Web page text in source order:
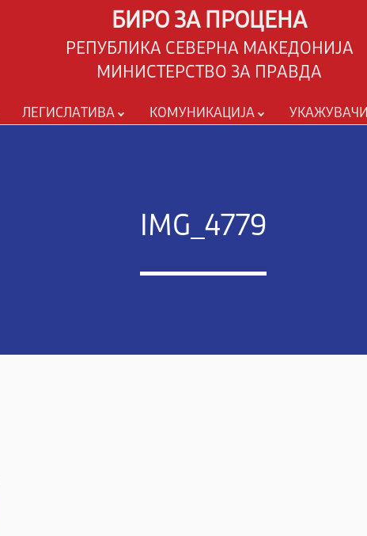
БИРО ЗА ПРОЦЕНА
РЕПУБЛИКА СЕВЕРНА МАКЕДОНИЈА
МИНИСТЕРСТВО ЗА ПРАВДА
ЛЕГИСЛАТИВА КОМУНИКАЦИЈА УКАЖУВАЧИ
IMG_4779